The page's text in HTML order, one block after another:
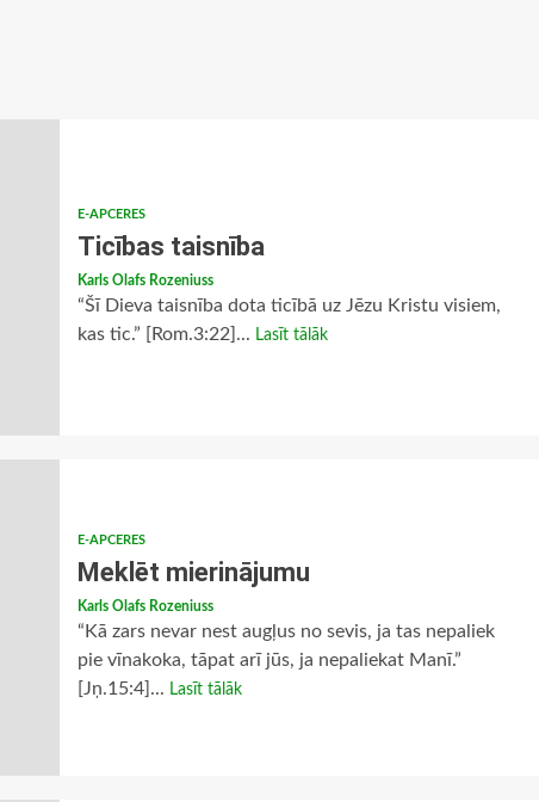
E-APCERES
Ticības taisnība
Karls Olafs Rozeniuss
“Šī Dieva taisnība dota ticībā uz Jēzu Kristu visiem,
kas tic.” [Rom.3:22]... Lasīt tālāk
E-APCERES
Meklēt mierinājumu
Karls Olafs Rozeniuss
“Kā zars nevar nest augļus no sevis, ja tas nepaliek
pie vīnakoka, tāpat arī jūs, ja nepaliekat Manī.”
[Jņ.15:4]... Lasīt tālāk